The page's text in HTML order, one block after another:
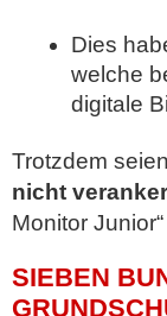
Dies
welche
digitale
Trotzdem
nicht
Monitor
SIEBEN